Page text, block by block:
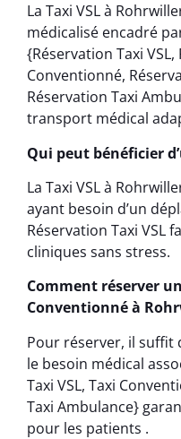
La Taxi VSL à
médicalisé encadré
{Réservation Taxi
Conventionné,
Réservation Taxi
transport médical
Qui peut bénéficier
La Taxi VSL à
ayant besoin d’un
Réservation Taxi VSL
cliniques sans stress.
Comment réserver
Conventionné à
Pour réserver, il suffit
le besoin médical
Taxi VSL, Taxi
Taxi Ambulance}
pour les patients .